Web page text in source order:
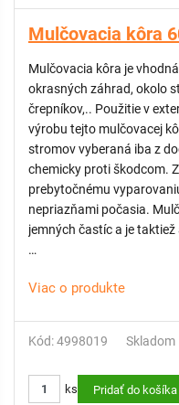
Mulčovacia kôra
Mulčovacia kôra je
okrasných záhrad, okolo
črepníkov,.. Použitie v
výrobu tejto mulčovacej
stromov vyberaná iba z
chemicky proti škodcom.
prebytočnému
nepriazňami počasia.
jemných častíc a je
BALENIE: 60 litrov
Tkané -
Tieto produkty sa
Viac o produkte
Kód: 4998019 Skladom
ks Pridať do košíka